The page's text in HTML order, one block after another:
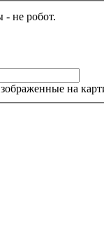
- не робот.
на